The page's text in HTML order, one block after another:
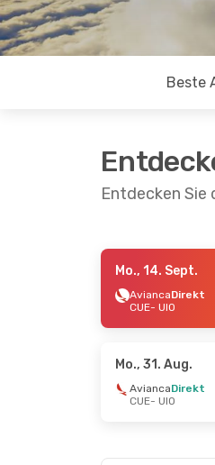
Beste
Entdecken Sie
- Mi., 16. Sept.
Mo., 14. Sept.
AviancaDirekt
CUE- UIO
Mo., 31. Aug.
AviancaDirekt
CUE- UIO